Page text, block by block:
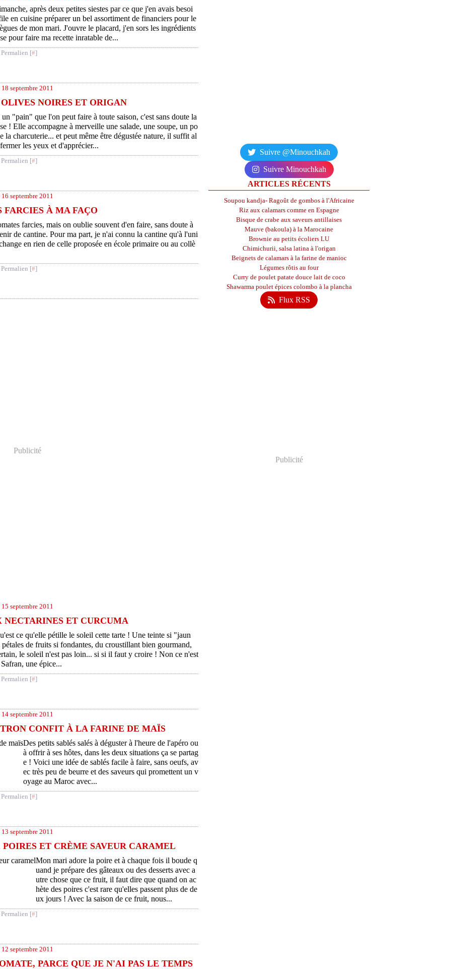
après deux petites siestes par ce que j'en avais besoi
en cuisine préparer un bel assortiment de financiers pour le
de mon mari. J'ouvre le placard, j'en sors les ingrédients
pour faire ma recette inratable de...
Permalien [#]
18 septembre 2011
NOIRES ET ORIGAN
"pain" que l'on peut faire à toute saison, c'est sans doute la
! Elle accompagne à merveille une salade, une soupe, un po
la charcuterie... et peut même être dégustée nature, il suffit al
les yeux et d'apprécier...
Permalien [#]
16 septembre 2011
FARCIES À MA FAÇO
farcies, mais on oublie souvent d'en faire, sans doute à
de cantine. Pour ma part, je n'ai connu la cantine qu'à l'uni
en rien de celle proposée en école primaire ou au collè
Permalien [#]
Publicité
15 septembre 2011
NECTARINES ET CURCUMA
ce qu'elle pétille le soleil cette tarte ! Une teinte si "jaun
pétales de fruits si fondantes, du croustillant bien gourmand,
le soleil n'est pas loin... si si il faut y croire ! Non ce n'est
une épice...
Permalien [#]
14 septembre 2011
CONFIT À LA FARINE DE MAÏS
Des petits sablés salés à déguster à l'heure de l'apéro ou
à offrir à ses hôtes, dans les deux situations ça se partag
e ! Voici une idée de sablés facile à faire, sans oeufs, av
ec très peu de beurre et des saveurs qui promettent un v
oyage au Maroc avec...
Permalien [#]
13 septembre 2011
POIRES ET CRÈME SAVEUR CARAMEL
Mon mari adore la poire et à chaque fois il boude q
uand je prépare des gâteaux ou des desserts avec a
utre chose que ce fruit, il faut dire que quand on ac
hète des poires c'est rare qu'elles passent plus de de
ux jours ! Avec la saison de ce fruit, nous...
Permalien [#]
12 septembre 2011
PARCE QUE JE N'AI PAS LE TEMPS
Suivre @Minouchkah
Suivre Minouchkah
ARTICLES RÉCENTS
Soupou kandja- Ragoût de gombos à l'Africaine
Riz aux calamars comme en Espagne
Bisque de crabe aux saveurs antillaises
Mauve (bakoula) à la Marocaine
Brownie au petits écoliers LU
Chimichurii, salsa latina à l'origan
Beignets de calamars à la farine de manioc
Légumes rôtis au four
Curry de poulet patate douce lait de coco
Shawarma poulet épices colombo à la plancha
Flux RSS
Publicité